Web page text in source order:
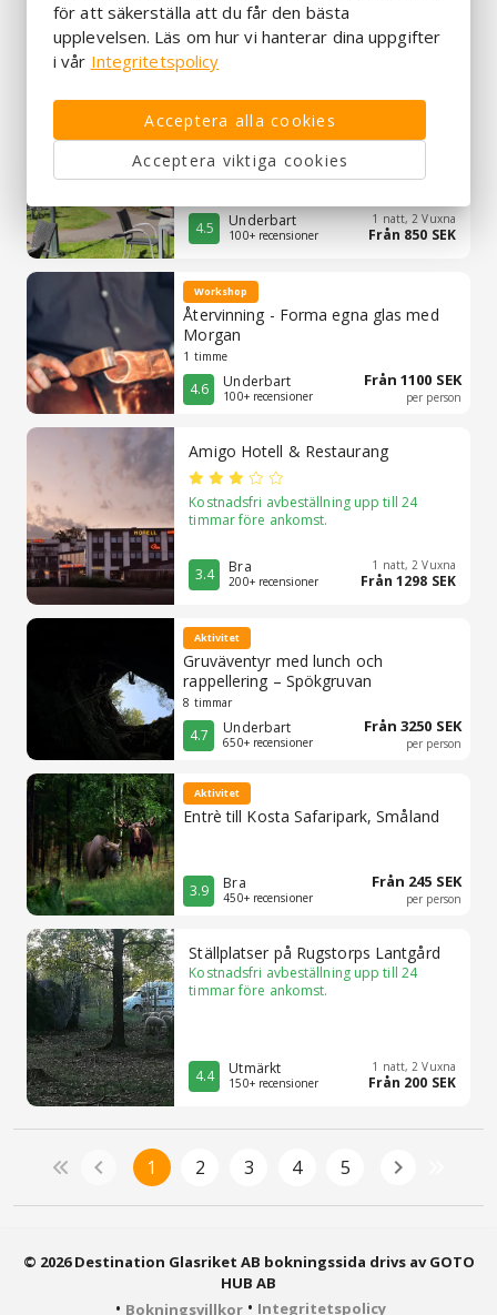
4.3 Utmärkt Från 650 SEK
Långasjö Vandrarhem
4.5 Underbart
100+ recensioner
1 natt, 2 Vuxna
Från 850 SEK
Workshop
Återvinning - Forma egna glas med
Morgan
1 timme
4.6 Underbart
100+ recensioner
Från 1100 SEK
per person
Amigo Hotell & Restaurang
Kostnadsfri avbeställning upp till 24
timmar före ankomst.
3.4 Bra
200+ recensioner
1 natt, 2 Vuxna
Från 1298 SEK
Aktivitet
Gruväventyr med lunch och
rappellering – Spökgruvan
8 timmar
4.7 Underbart
650+ recensioner
Från 3250 SEK
per person
Aktivitet
Entrè till Kosta Safaripark, Småland
3.9 Bra
450+ recensioner
Från 245 SEK
per person
Ställplatser på Rugstorps Lantgård
Kostnadsfri avbeställning upp till 24
timmar före ankomst.
4.4 Utmärkt
150+ recensioner
1 natt, 2 Vuxna
Från 200 SEK
1 2 3 4 5
© 2026 Destination Glasriket AB bokningssida drivs av GOTO
HUB AB
• Bokningsvillkor • Integritetspolicy
för att säkerställa att du får den bästa
upplevelsen. Läs om hur vi hanterar dina uppgifter
i vår Integritetspolicy
Acceptera alla cookies
Acceptera viktiga cookies